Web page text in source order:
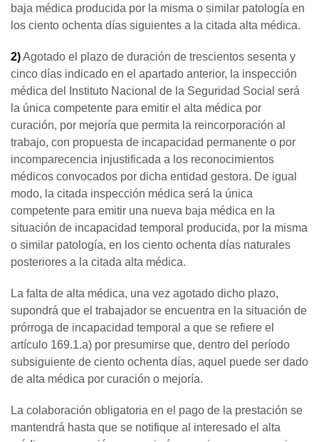
baja médica producida por la misma o similar patología en
los ciento ochenta días siguientes a la citada alta médica.
2)Agotado el plazo de duración de trescientos sesenta y
cinco días indicado en el apartado anterior, la inspección
médica del Instituto Nacional de la Seguridad Social será
la única competente para emitir el alta médica por
curación, por mejoría que permita la reincorporación al
trabajo, con propuesta de incapacidad permanente o por
incomparecencia injustificada a los reconocimientos
médicos convocados por dicha entidad gestora. De igual
modo, la citada inspección médica será la única
competente para emitir una nueva baja médica en la
situación de incapacidad temporal producida, por la misma
o similar patología, en los ciento ochenta días naturales
posteriores a la citada alta médica.
La falta de alta médica, una vez agotado dicho plazo,
supondrá que el trabajador se encuentra en la situación de
prórroga de incapacidad temporal a que se refiere el
artículo 169.1.a) por presumirse que, dentro del período
subsiguiente de ciento ochenta días, aquel puede ser dado
de alta médica por curación o mejoría.
La colaboración obligatoria en el pago de la prestación se
mantendrá hasta que se notifique al interesado el alta